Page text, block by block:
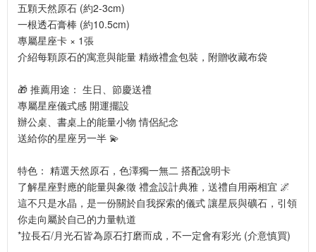
五顆天然原石 (約2-3cm)
一根透石膏棒 (約10.5cm)
專屬星座卡 × 1張
介紹每顆原石的寓意與能量 精緻禮盒包裝，附贈收藏布袋
🎁 推薦用途： 生日、節慶送禮
專屬星座儀式感 開運擺設
辦公桌、書桌上的能量小物 情侶紀念
送給你的星座另一半 💫
特色： 精選天然原石，色澤獨一無二 搭配說明卡
了解星座對應的能量與象徵 禮盒設計典雅，送禮自用兩相宜 🌌
這不只是水晶，是一份關於自我探索的儀式 讓星辰與礦石，引領
你走向屬於自己的力量軌道
*拉長石/月光石皆為原石打磨而成，不一定會有彩光 (介意慎買)